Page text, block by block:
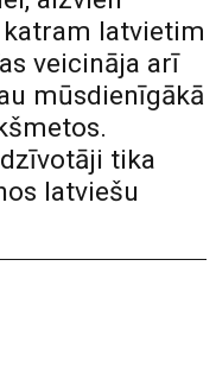
katram latvietim
veicināja arī
mūsdienīgākā
tika
latviešu